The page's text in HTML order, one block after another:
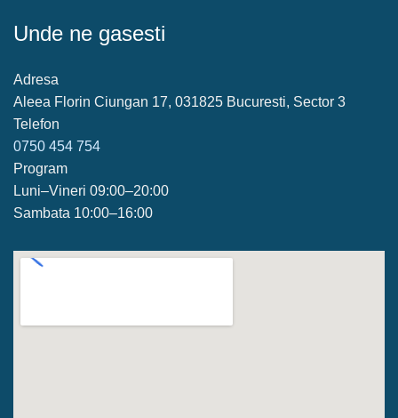
Unde ne gasesti
Adresa
Aleea Florin Ciungan 17, 031825 Bucuresti, Sector 3
Telefon
0750 454 754
Program
Luni–Vineri 09:00–20:00
Sambata 10:00–16:00